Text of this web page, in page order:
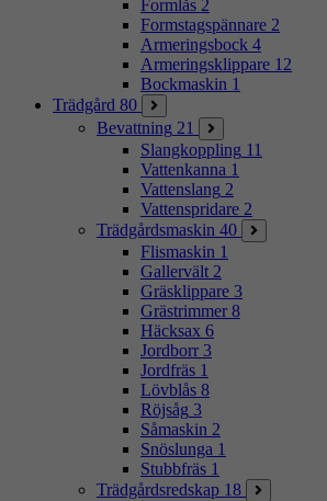
Formlås 2
Formstagspännare 2
Armeringsbock 4
Armeringsklippare 12
Bockmaskin 1
Trädgård 80
Bevattning 21
Slangkoppling 11
Vattenkanna 1
Vattenslang 2
Vattenspridare 2
Trädgårdsmaskin 40
Flismaskin 1
Gallervält 2
Gräsklippare 3
Grästrimmer 8
Häcksax 6
Jordborr 3
Jordfräs 1
Lövblås 8
Röjsåg 3
Såmaskin 2
Snöslunga 1
Stubbfräs 1
Trädgårdsredskap 18